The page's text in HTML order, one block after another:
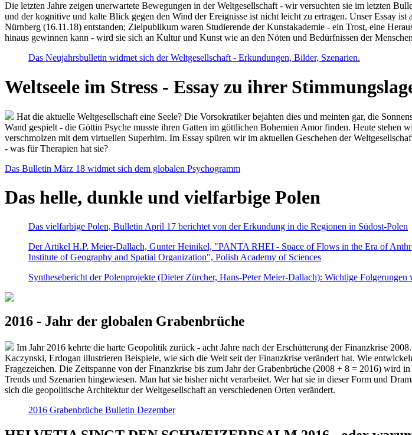
Die letzten Jahre zeigen unerwartete Bewegungen in der Weltgesellschaft - wir versuchten sie im letzten
und der kognitive und kalte Blick gegen den Wind der Ereignisse ist nicht leicht zu ertragen. Unser Essay
Nürnberg (16.11.18) entstanden; Zielpublikum waren Studierende der Kunstakademie - ein Trost, eine
hinaus gewinnen kann - wird sie sich an Kultur und Kunst wie an den Nöten und Bedürfnissen der
Das Neujahrsbulletin widmet sich der Weltgesellschaft - Erkundungen, Bilder, Szenarien.
Weltseele im Stress - Essay zu ihrer
Hat die aktuelle Weltgesellschaft eine Seele? Die Vorsokratiker bejahten dies und meinten gar, die
Wand gespielt - die Göttin Psyche musste ihren Gatten im göttlichen Bohemien Amor finden. Heute
verschmolzen mit dem virtuellen Superhirn. Im Essay spüren wir im aktuellen Geschehen der
- was für Therapien hat sie?
Das Bulletin März 18 widmet sich dem globalen Psychogramm
Das helle, dunkle und vielfarbige Polen
Das vielfarbige Polen, Bulletin April 17 berichtet von der Erkundung in die Regionen in Südost-Polen
Der Artikel H.P. Meier-Dallach, Gunter Heinikel, "PANTA RHEI - Space of Flows in the Era of
Institute of Geography and Spatial Organization", Polish Academy of Sciences
Synthesebericht der Polenprojekte (Dieter Zürcher, Hans-Peter Meier-Dallach): Wichtige Folgerungen
2016 - Jahr der globalen Grabenbrüche
Im Jahr 2016 kehrte die harte Geopolitik zurück - acht Jahre nach der Erschütterung der Finanzkrise
Kaczynski, Erdogan illustrieren Beispiele, wie sich die Welt seit der Finanzkrise verändert hat. Wie
Fragezeichen. Die Zeitspanne von der Finanzkrise bis zum Jahr der Grabenbrüche (2008 + 8 = 2016) wird
Trends und Szenarien hingewiesen. Man hat sie bisher nicht verarbeitet. Wer hat sie in dieser Form und
sich die geopolitische Architektur der Weltgesellschaft an verschiedenen Orten verändert.
2016 Grabenbrüche Bulletin Dezember